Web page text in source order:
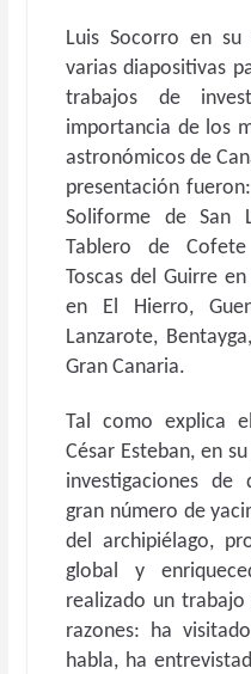
Luis Socorro en su
varias diapositivas
trabajos de
importancia de los
astronómicos de
presentación
Soliforme de San
Tablero de
Toscas del Guirre
en El Hierro,
Lanzarote,
Gran Canaria.
Tal como explica
César Esteban, en
investigaciones
gran número de
del archipiélago,
global y
realizado un
razones: ha
habla, ha